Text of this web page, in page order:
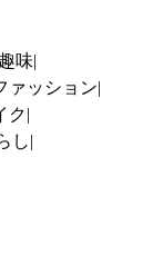
趣味
ァッション
ク
し